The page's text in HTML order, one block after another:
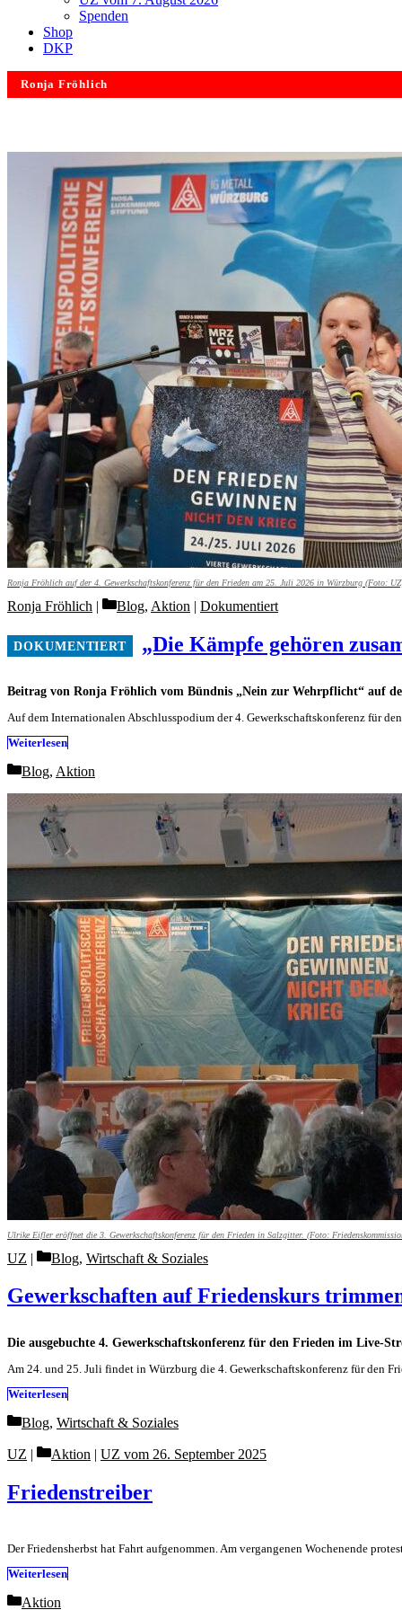
Spenden
Shop
DKP
Ronja Fröhlich
Ronja Fröhlich auf der 4. Gewerkschaftskonferenz für den Frieden am 25. Juli 2026 in Würzburg (Foto:
Beitrag von Ronja Fröhlich vom Bündnis „Nein zur Wehrpflicht“ auf
„Die Kämpfe gehören
Ronja Fröhlich Categories
Blog, Aktion | Dokumentiert
Auf dem Internationalen Abschlusspodium der 4. Gewerkschaftskonferenz für
Weiterlesen
Categories
Blog, Aktion
Ulrike Eifler eröffnet die 3. Gewerkschaftskonferenz für den Frieden in Salzgitter. (Foto:
Die ausgebuchte 4. Gewerkschaftskonferenz für den Frieden im Live-
Gewerkschaften auf Friedenskurs
UZ Categories
Blog, Wirtschaft & Soziales
Am 24. und 25. Juli findet in Würzburg die 4. Gewerkschaftskonferenz für den
Weiterlesen
Categories
Blog, Wirtschaft & Soziales
Friedenstreiber
UZ Categories
Aktion | UZ vom 26. September 2025
Der Friedensherbst hat Fahrt aufgenommen. Am vergangenen Wochenende
Weiterlesen
Categories
Aktion